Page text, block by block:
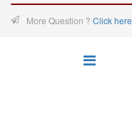
More Question ? Click here